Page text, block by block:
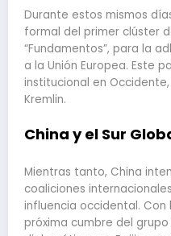
Durante estos mismos
formal del primer clúster
“Fundamentos”, para la
a la Unión Europea. Este
institucional en
Kremlin.
China y el Sur
Mientras tanto, China
coaliciones
influencia occidental.
próxima cumbre del grupo